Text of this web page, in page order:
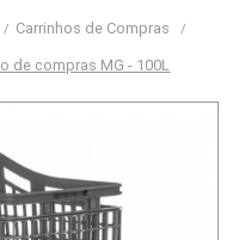
Carrinhos de Compras
de compras MG - 100L